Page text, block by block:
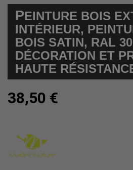
PEINTURE BOIS
INTÉRIEUR,
BOIS SATIN, RAL
DÉCORATION ET
HAUTE
38,50 €